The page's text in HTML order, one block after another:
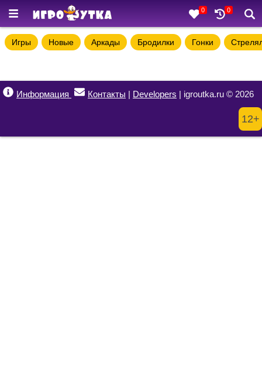
0 0
Игры Новые Аркады Бродилки Гонки
Информация Контакты | Developers | igroutka.ru © 2026
12+